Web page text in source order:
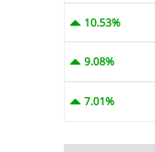
10.53%
9.08%
7.01%